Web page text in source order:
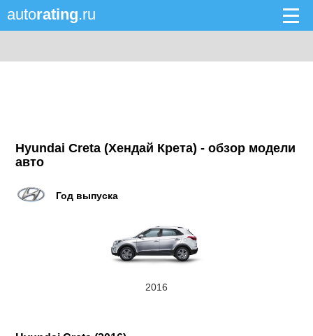
autorating.ru
Hyundai Creta (Хендай Крета) - обзор модели
авто
Год выпуска
2016